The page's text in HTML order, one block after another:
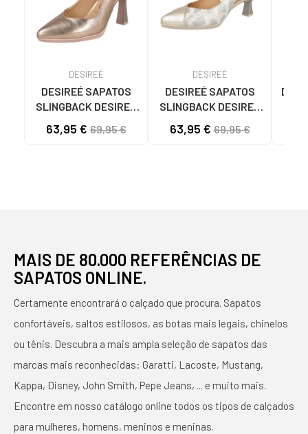
DESIREÉ
DESIREÉ SAPATOS
SLINGBACK DESIREÉ
63,95 €69,95 €
DESIREÉ
DESIREÉ SAPATOS
SLINGBACK DESIREÉ
MÉDIO ORO
63,95 €69,95 €
MAIS DE 80.000 REFERÊNCIAS DE
SAPATOS ONLINE.
Certamente encontrará o calçado que procura. Sapatos
confortáveis, saltos estilosos, as botas mais legais, chinelos
ou tênis. Descubra a mais ampla seleção de sapatos das
marcas mais reconhecidas: Garatti, Lacoste, Mustang,
Kappa, Disney, John Smith, Pepe Jeans, ... e muito mais.
Encontre em nosso catálogo online todos os tipos de calçados
para mulheres, homens, meninos e meninas.